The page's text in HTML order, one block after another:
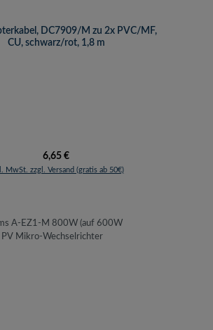
DC7909/M zu 2x PVC/MF,
CU, schwarz/rot, 1,8 m
Regulärer Preis:
6,65 €
MwSt. zzgl. Versand (gratis ab 50€)